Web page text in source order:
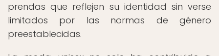
prendas que reflejen su identidad sin verse
limitados por las normas de género
preestablecidas.